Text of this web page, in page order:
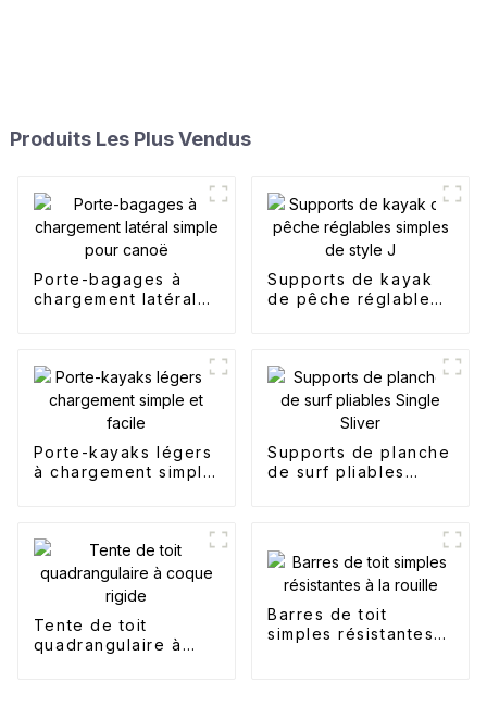
Produits Les Plus Vendus
Porte-bagages à
chargement latéral
Supports de kayak
de pêche réglables
Porte-kayaks légers
à chargement simple
Supports de planche
de surf pliables
Tente de toit
quadrangulaire à
Barres de toit
simples résistantes à